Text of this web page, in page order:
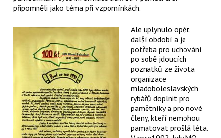
připomněli jako téma při vzpomínkách.
Ale uplynulo opět
další období a je
potřeba pro uchování
po sobě jdoucích
poznatků ze života
organizace
mladoboleslavských
rybářů doplnit pro
pamětníky a pro nové
členy, kteří nemohou
pamatovat prošlá léta.